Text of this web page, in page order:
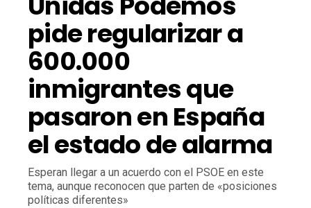
pide regularizar a
600.000
inmigrantes que
pasaron en España
el estado de alarma
Esperan llegar a un acuerdo con el PSOE en este
tema, aunque reconocen que parten de «posiciones
políticas diferentes»